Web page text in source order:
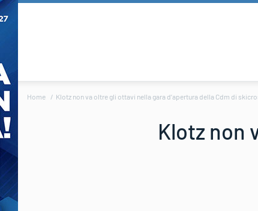
Home Klotz non va oltre gli ottavi nella gara d’apertura della Cdm di
Klotz non